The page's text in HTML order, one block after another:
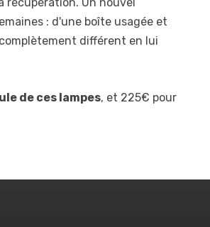
: d'une boîte usagée et
différent en lui
de ces lampes, et 225€ pour